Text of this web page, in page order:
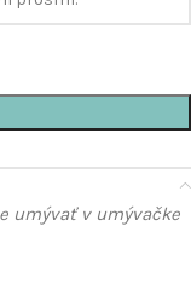
umývať v umývačke